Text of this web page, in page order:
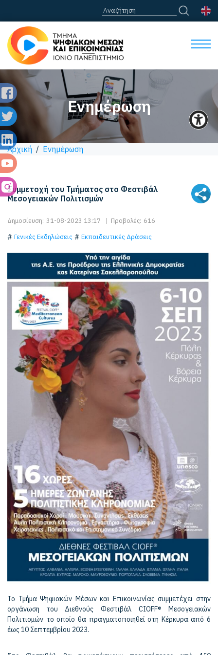
Ενημέρωση
Αρχική / Ενημέρωση
Συμμετοχή του Τμήματος στο Φεστιβάλ
Μεσογειακών Πολιτισμών
Δημοσίευση: 31-08-2023 13:17 | Προβολές: 616
Γενικές Εκδηλώσεις Εκπαιδευτικές Δράσεις
Το Τμήμα Ψηφιακών Μέσων και Επικοινωνίας συμμετέχει στην
οργάνωση του Διεθνούς Φεστιβάλ CIOFF® Μεσογειακών
Πολιτισμών το οποίο θα πραγματοποιηθεί στη Κέρκυρα από 6
έως 10 Σεπτεμβρίου 2023.